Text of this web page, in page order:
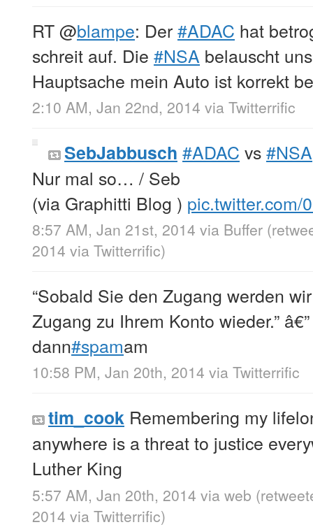
RT@blampe: Der#ADAC hat
schreit auf. Die #NSA belauscht
Hauptsache mein Auto ist korrekt
2:10 AM, Jan 22nd, 2014 via Twitterrific
SebJabbusch #ADAC vs#NSA
Nur mal so… / Seb
(via Graphitti Blog ) pic.twitter.com/
8:57 AM, Jan 21st, 2014 via Buffer
2014 via Twitterrific)
“Sobald Sie den Zugang werden
Zugang zu Ihrem Konto wieder.”
dann#spamam
10:58 PM, Jan 20th, 2014 via Twitterrific
tim_cook Remembering my
anywhere is a threat to justice
Luther King
5:57 AM, Jan 20th, 2014 via web
2014 via Twitterrific)